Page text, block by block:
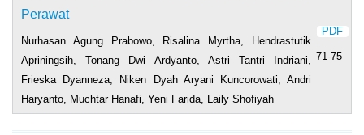
Perawat
Nurhasan Agung Prabowo, Risalina Myrtha, Hendrastutik
Apriningsih, Tonang Dwi Ardyanto, Astri Tantri Indriani,
Frieska Dyanneza, Niken Dyah Aryani Kuncorowati, Andri
Haryanto, Muchtar Hanafi, Yeni Farida, Laily Shofiyah
PDF
71-75